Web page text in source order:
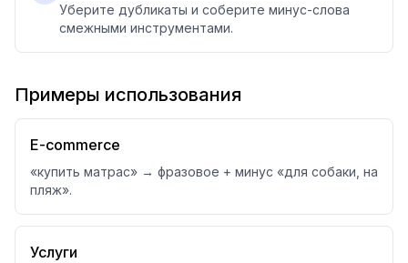
Уберите дубликаты и соберите минус-слова
смежными инструментами.
Примеры использования
E-commerce
«купить матрас» → фразовое + минус «для собаки, на
пляж».
Услуги